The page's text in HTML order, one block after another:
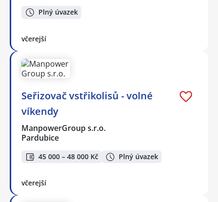
Plný úvazek
včerejší
Seřizovač vstřikolisů - volné
víkendy
ManpowerGroup s.r.o.
Pardubice
45 000 – 48 000 Kč Plný úvazek
včerejší